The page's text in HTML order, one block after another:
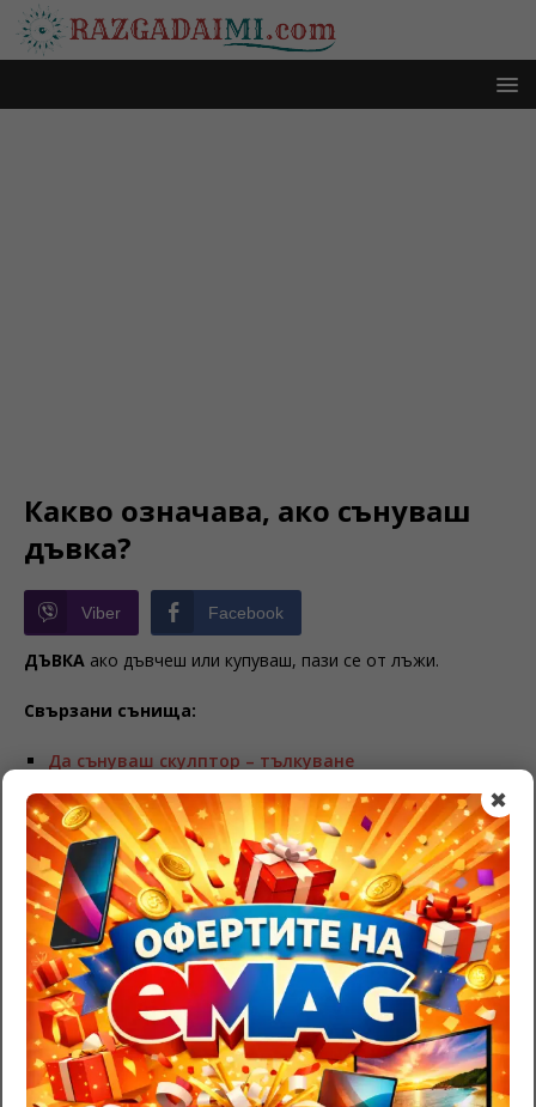
✖
Какво означава, ако сънуваш
дъвка?
Viber Facebook
ДЪВКА ако дъвчеш или купуваш, пази се от лъжи.
Свързани сънища:
Да сънуваш скулптор – тълкуване
Значение на лебед в съня
Какво означава, ако сънуваш галактика?
BE THE FIRST TO COMMENT
Leave a Reply
Трябва давлезете , за да публикувате коментар.
RazgadaiMi.com>Съновник – тълкуване на сънища>
Дъвка